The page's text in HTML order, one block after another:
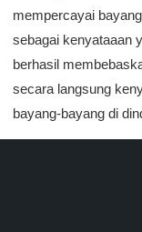
mempercayai
sebagai kenyataaan
berhasil
secara langsung
bayang-bayang di